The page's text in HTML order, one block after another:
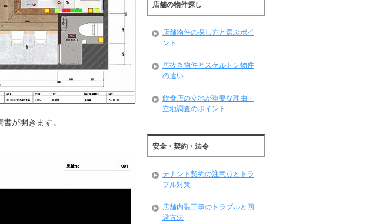
が開きます。
店舗の物件探し
店舗物件の探し方と選ぶポイ
ント
居抜き物件とスケルトン物件
の違い
飲食店の立地が重要な理由・
立地調査のポイント
安全・契約・法令
テナント契約の注意点とトラ
ブル対策
店舗内装工事のトラブルと回
避方法